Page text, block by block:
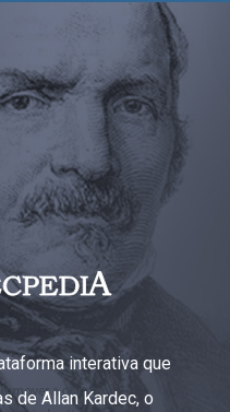
interativa que
de Allan Kardec, o